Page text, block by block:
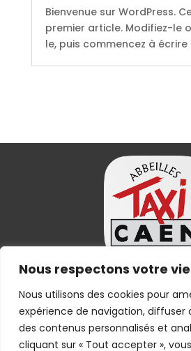
Nous respectons votre
Nous utilisons des cookies pour
expérience de navigation, diffuser
des contenus personnalisés et
cliquant sur « Tout accepter »,
Bienvenue sur WordPress.
premier article. Modifiez-le
le, puis commencez à écrire